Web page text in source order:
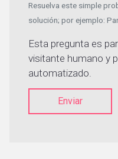
Resuelva este simple
solución; por ejemplo:
Esta pregunta es
visitante humano y
automatizado.
Enviar